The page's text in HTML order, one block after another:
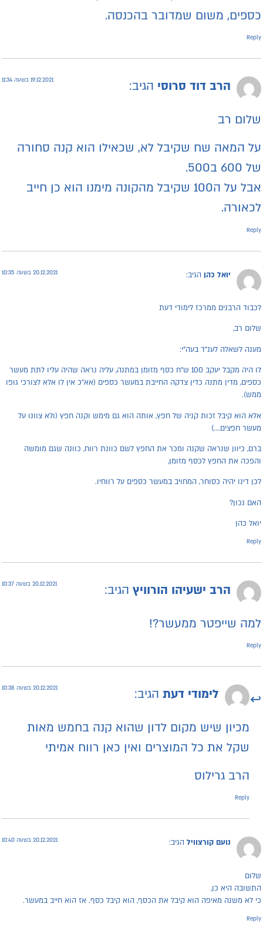
משום שמדובר בהכנסה.
הרב דוד סרוסי הגיב: 19.12.2021 בשעה 11:34
רב
המאה שח שקיבל לא, שכאילו הוא קנה סחורה
600 ב500.
אבל על ה100 שקיבל מהקונה מימנו הוא כן חייב
יואל כהן הגיב: 20.12.2021 בשעה 10:35
הרבנים ממרכז לימודי דעת
רב,
לשאלה לענ"ד בעה"י:
לו היה מקבל יעקב 100 ש"ח כסף מזומן במתנה, עליה נראה שהיה עליו לתת מעשר
מדין מתנה כדין צדקה החייבת במעשר כספים (אא"כ אין לו אלא לצורכי גופו
הוא קיבל זכות קניה של חפץ, אותה הוא גם מימש וקנה חפץ (ולא צוונו על
חפצים….)
כיוון שנראה שקנה ומכר את החפץ לשם כוונת רווח, כוונה שגם מומשה
את החפץ לכסף מזומן,
דינו יהיה כסוחר, המחויב במעשר כספים על רווחיו.
נכון?
כהן
הרב ישעיהו הורוויץ הגיב: 20.12.2021 בשעה 10:37
שייפטר ממעשר?!
לימודי דעת הגיב: 20.12.2021 בשעה 10:38
מכיון שיש מקום לדון שהוא קנה בחמש מאות
שקל את כל המוצרים ואין כאן רווח אמיתי
הרב גרילוס
Reply
נועם קורצוויל הגיב: 20.12.2021 בשעה 10:40
היא כן,
לא משנה מאיפה הוא קיבל את הכסף, הוא קיבל כסף. אז הוא חייב במעשר.